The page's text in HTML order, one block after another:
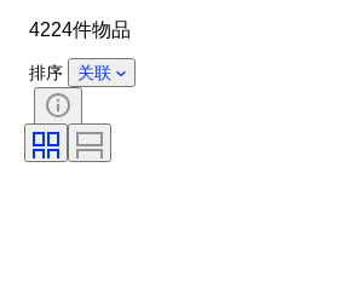
性别
证明
签名
表芯
原创作品／复制品
4224件物品
排序 关联